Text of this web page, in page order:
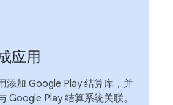
应用
添加 Google Play 结算库，并
Google Play 结算系统关联。